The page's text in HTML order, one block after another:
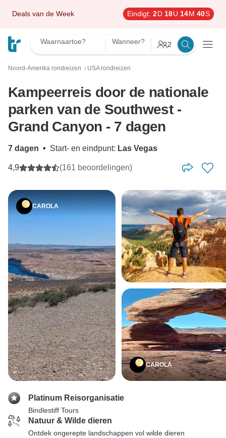
Deals van de Week Eindigt: 2D 18U 14M 39S
Waarnaartoe? Wanneer? 2
Noord-Amerika rondreizen 〉 USA rondreizen
Kampeerreis door de nationale
parken van de Southwest -
Grand Canyon - 7 dagen
7 dagen • Start- en eindpunt: Las Vegas
4,9 (161 beoordelingen)
CAROLA
CAROLA
Platinum Reisorganisatie
Bindlestiff Tours
Natuur & Wilde dieren
Ontdek ongerepte landschappen vol wilde dieren